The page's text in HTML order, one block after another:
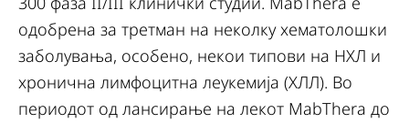
одобрена за третман на неколку хематолошки
заболувања, особено, некои типови на НХЛ и
хронична лимфоцитна леукемија (ХЛЛ). Во
периодот од лансирање на лекот MabThera до